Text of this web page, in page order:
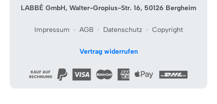
LABBÉ GmbH, Walter-Gropius-Str. 16, 50126 Bergheim
Impressum AGB Datenschutz Copyright
Vertrag widerrufen